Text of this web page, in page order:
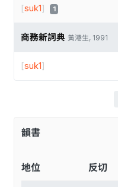
[suk1] 1
商務新詞典 黃港生, 1991
[suk1]
韻書
地位 反切